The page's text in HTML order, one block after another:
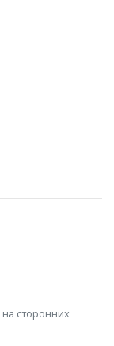
на сторонних